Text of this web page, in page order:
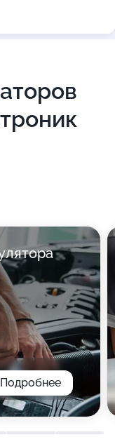
Подробнее